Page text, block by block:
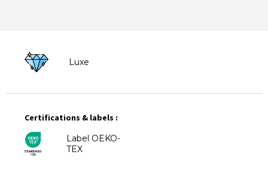
Luxe
Certifications & labels :
Label OEKO-
TEX